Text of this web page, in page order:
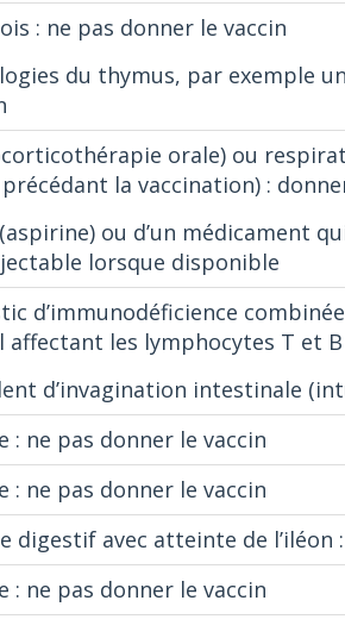
: ne pas donner le vaccin
du thymus, par exemple
orale) ou
la vaccination) :
ou d’un médicament
lorsque disponible
d’immunodéficience
les lymphocytes T et B
d’invagination intestinale
ne pas donner le vaccin
ne pas donner le vaccin
avec atteinte de l’iléon
ne pas donner le vaccin